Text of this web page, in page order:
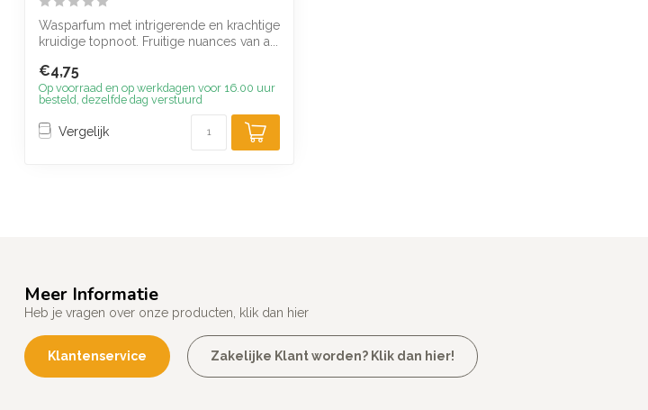
Wasparfum met intrigerende en krachtige
kruidige topnoot. Fruitige nuances van a...
€4,75
Op voorraad en op werkdagen voor 16.00 uur
besteld, dezelfde dag verstuurd
Vergelijk
Meer Informatie
Heb je vragen over onze producten, klik dan hier
Klantenservice Zakelijke Klant worden? Klik dan hier!